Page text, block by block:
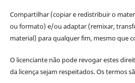
Compartilhar (copiar e redistribuir o
ou formato) e/ou adaptar (remixar,
material) para qualquer fim, mesmo que
O licenciante não pode revogar estes
da licença sejam respeitados. Os termos